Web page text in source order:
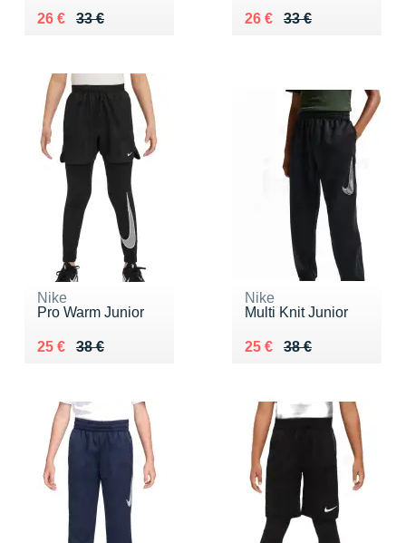
33 €
Au lieu de 33 €
26 €
Vendu 26 € 33 €
Au lieu de 33 €
26 €
Vendu 26 €
Nike
Pro Warm Junior
38 €
Au lieu de 38 €
25 €
Vendu 25 €
Nike
Multi Knit Junior
38 €
Au lieu de 38 €
25 €
Vendu 25 €